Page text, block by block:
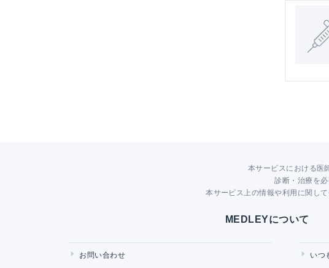
本サービスにおける医
診断・治療を
本サービス上の情報や利用に関し
MEDLEYについて
お問い合わせ いつ